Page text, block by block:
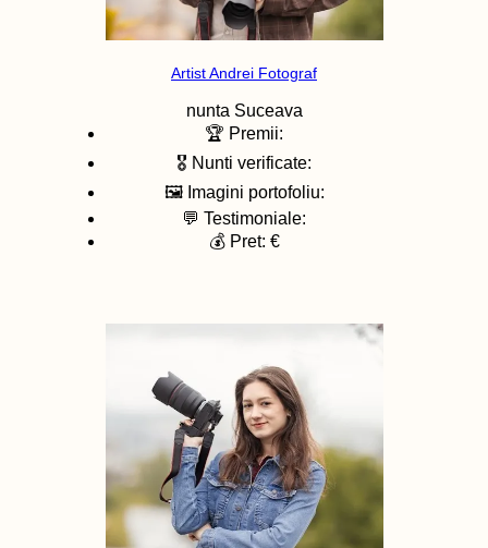
Artist Andrei Fotograf
nunta Suceava
🏆 Premii:
🎖️ Nunti verificate:
🖼️ Imagini portofoliu:
💬 Testimoniale:
💰 Pret: €